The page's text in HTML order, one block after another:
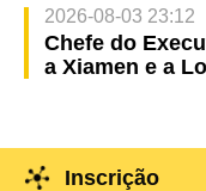
2026-08-03 23:12
Chefe do
a Xiamen e a
Inscrição